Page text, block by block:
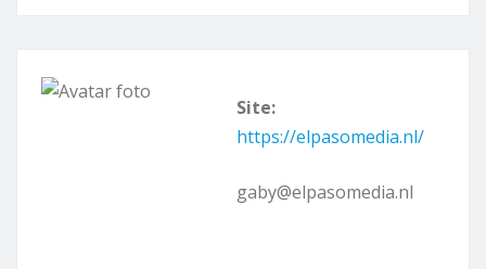
Site:
https://elpasomedia.nl/
gaby@elpasomedia.nl